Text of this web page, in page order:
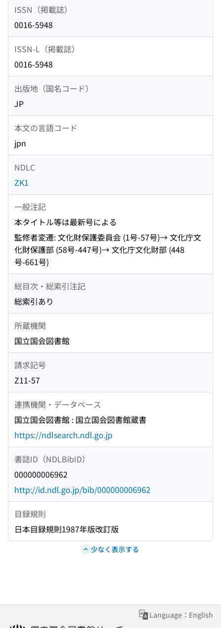
ISSN（掲載誌）
0016-5948
ISSN-L（掲載誌）
0016-5948
出版地（国名コード）
JP
本文の言語コード
jpn
NDLC
ZK1
一般注記
本タイトル等は最新号による
監修者変遷: 文化財保護委員会 (1号-57号)→ 文化庁文
化財保護部 (58号-447号)→ 文化庁文化財部 (448
号-661号)
総目次・総索引注記
総索引あり
所蔵機関
国立国会図書館
請求記号
Z11-57
連携機関・データベース
国立国会図書館 : 国立国会図書館蔵書
https://ndlsearch.ndl.go.jp
書誌ID（NDLBibID）
000000006962
http://id.ndl.go.jp/bib/000000006962
目録規則
日本目録規則1987年版改訂版
少なく表示する
Language：English